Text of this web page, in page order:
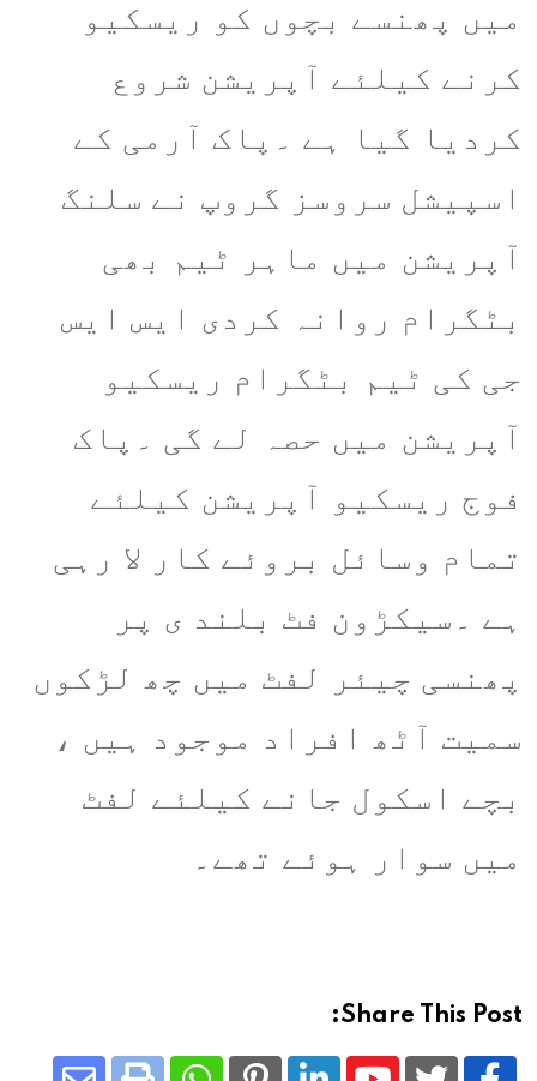
میں پھنسے بچوں کو ریسکیو
کرنے کیلئے آپریشن شروع
کردیا گیا ہے ۔پاک آرمی کے
اسپیشل سروسز گروپ نے سلنگ
آپریشن میں ماہر ٹیم بھی
بٹگرام روانہ کردی ایس ایس
جی کی ٹیم بٹگرام ریسکیو
آپریشن میں حصہ لے گی ۔پاک
فوج ریسکیو آپریشن کیلئے
تمام وسائل بروئے کار لا رہی
ہے ۔سیکڑون فٹ بلند ی پر
پھنسی چیئر لفٹ میں چھ لڑکوں
سمیت آٹھ افراد موجود ہیں ،
بچے اسکول جانے کیلئے لفٹ
میں سوار ہوئے تھے۔
Share This Post: